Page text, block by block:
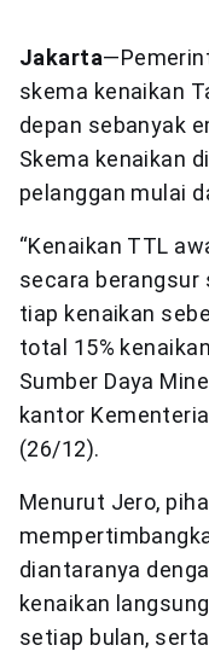
Jakarta
skema kenaikan
depan sebanyak
Skema kenaikan
pelanggan mulai
“Kenaikan TTL
secara berangsur
tiap kenaikan
total 15%
Sumber Daya
kantor
(26/12).
Menurut Jero,
diantaranya
kenaikan
setiap bulan,